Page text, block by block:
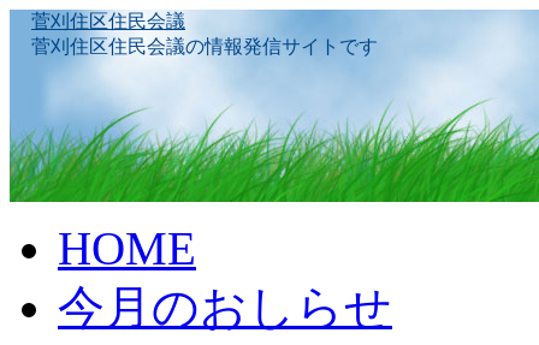
菅刈住区住民会議
菅刈住区住民会議の情報発信サイトです
to
contentHOME
今月のおしらせ